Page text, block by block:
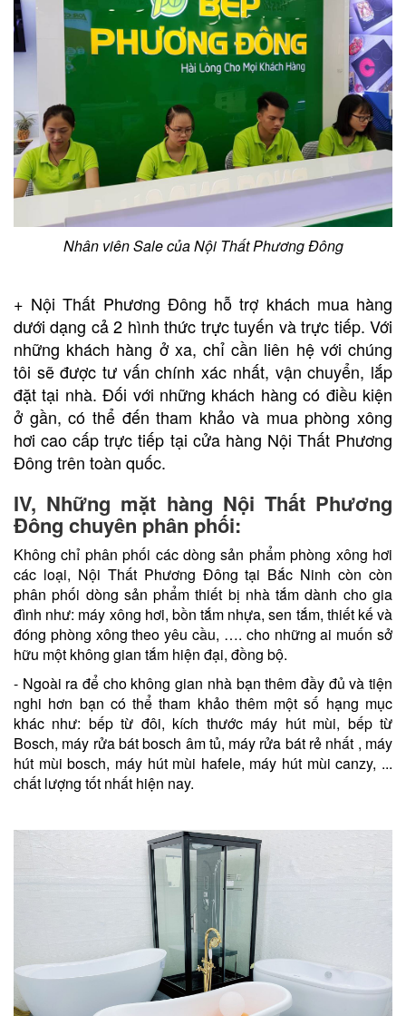
Nhân viên Sale của Nội Thất Phương Đông
+ Nội Thất Phương Đông hỗ trợ khách mua hàng
dưới dạng cả 2 hình thức trực tuyến và trực tiếp. Với
những khách hàng ở xa, chỉ cần liên hệ với chúng
tôi sẽ được tư vấn chính xác nhất, vận chuyển, lắp
đặt tại nhà. Đối với những khách hàng có điều kiện
ở gần, có thể đến tham khảo và mua phòng xông
hơi cao cấp trực tiếp tại cửa hàng Nội Thất Phương
Đông trên toàn quốc.
IV, Những mặt hàng Nội Thất Phương
Đông chuyên phân phối:
Không chỉ phân phối các dòng sản phẩm phòng xông hơi
các loại, Nội Thất Phương Đông tại Bắc Ninh còn còn
phân phối dòng sản phẩm thiết bị nhà tắm dành cho gia
đình như: máy xông hơi, bồn tắm nhựa, sen tắm, thiết kế và
đóng phòng xông theo yêu cầu, …. cho những ai muốn sở
hữu một không gian tắm hiện đại, đồng bộ.
- Ngoài ra để cho không gian nhà bạn thêm đầy đủ và tiện
nghi hơn bạn có thể tham khảo thêm một số hạng mục
khác như: bếp từ đôi, kích thước máy hút mùi, bếp từ
Bosch, máy rửa bát bosch âm tủ, máy rửa bát rẻ nhất , máy
hút mùi bosch, máy hút mùi hafele, máy hút mùi canzy, ...
chất lượng tốt nhất hiện nay.